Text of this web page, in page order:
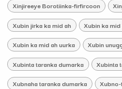
Xinjireeye Borotiinka-firfircoon
Xubin jirka ka mid ah Xubin ka
Xubin ka mid ah uurka Xubin
Xubinta taranka dumarka Xubinta
Xubnaha taranka dumarka